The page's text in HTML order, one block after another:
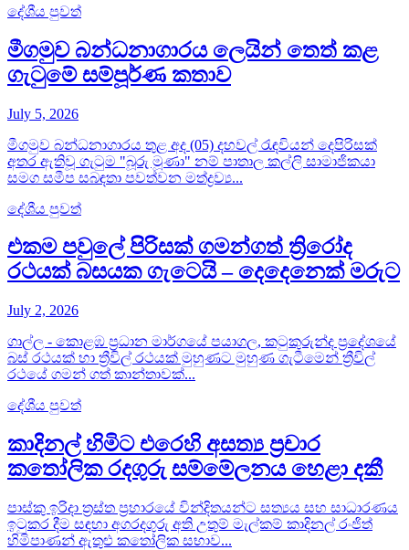
දේශීය පුවත්
මීගමුව බන්ධනාගාරය ලෙයින් තෙත් කළ
ගැටුමේ සම්පූර්ණ කතාව
July 5, 2026
මීගමුව බන්ධනාගාරය තුළ අද (05) දහවල් රැඳවියන් දෙපිරිසක්
අතර ඇතිවූ ගැටුම "බූරු මූණා" නම් පාතාල කල්ලි සාමාජිකයා
සමග සමීප සබඳතා පවත්වන මත්ද්‍රව්‍ය...
දේශීය පුවත්
එකම පවුලේ පිරිසක් ගමන්ගත් ත්‍රිරෝද
රථයක් බසයක ගැටෙයි – දෙදෙනෙක් මරුට
July 2, 2026
ගාල්ල - කොළඹ ප්‍රධාන මාර්ගයේ පයාගල, කටුකුරුන්ද ප්‍රදේශයේ
බස් රථයක් හා ත්‍රීවිල් රථයක් මුහුණට මුහුණ ගැටීමෙන් ත්‍රීවිල්
රථයේ ගමන් ගත් කාන්තාවක්...
දේශීය පුවත්
කාදිනල් හිමිට එරෙහි අසත්‍ය ප්‍රචාර
කතෝලික රදගුරු සම්මේලනය හෙළා දකී
පාස්කු ඉරිදා ත්‍රස්ත ප්‍රහාරයේ වින්දිතයන්ට සත්‍යය සහ සාධාරණය
ඉටුකර දීම සඳහා අගරදගුරු අති උතුම් මැල්කම් කාදිනල් රංජිත්
හිමිපාණන් ඇතුළු කතෝලික සභාව...